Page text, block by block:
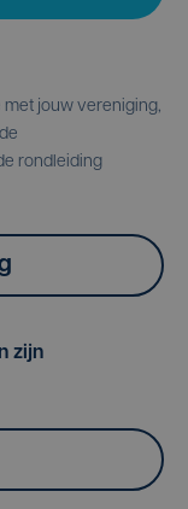
met jouw vereniging,
rondleiding
zijn